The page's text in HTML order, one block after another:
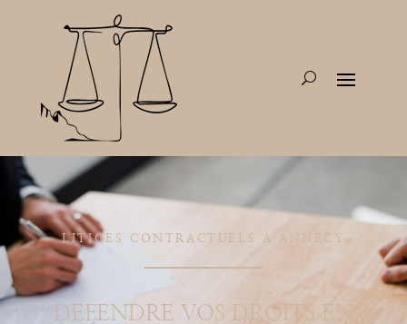
LITIGES CONTRACTUELS A ANNECY
DEFENDRE VOS DROITS EN